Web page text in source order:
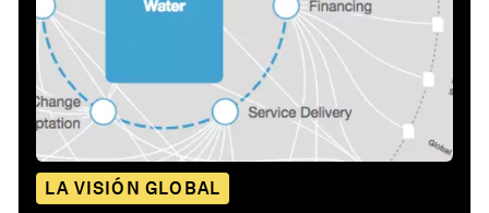
LA VISIÓN GLOBAL